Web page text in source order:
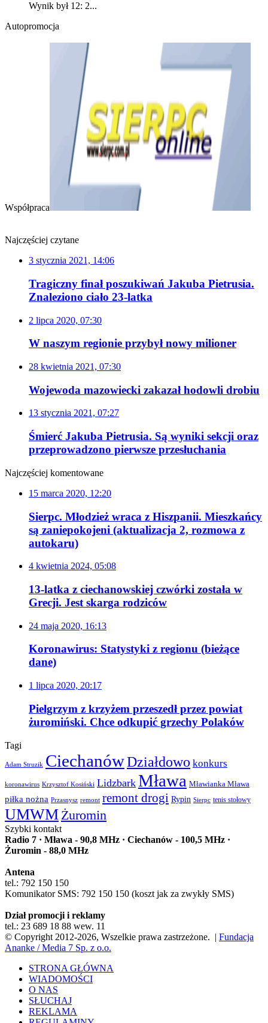
Wynik był 12: 2...
Autopromocja
Współpraca
Najczęściej czytane
3 stycznia 2021, 14:06
Tragiczny finał poszukiwań Jakuba Pietrusia.
Znaleziono ciało 23-latka
2 lipca 2020, 07:30
W naszym regionie przybył nowy milioner
28 kwietnia 2021, 07:30
Wojewoda mazowiecki zakazał hodowli drobiu
13 stycznia 2021, 07:27
Śmierć Jakuba Pietrusia. Są wyniki sekcji oraz
przeprowadzono pierwsze przesłuchania
Najczęściej komentowane
15 marca 2020, 12:20
Sierpc. Młodzież wraca z Hiszpanii. Mieszkańcy
są zaniepokojeni (aktualizacja 2, rozmowa z
autokaru)
4 kwietnia 2024, 05:08
13-latka z ciechanowskiej czwórki została w
Grecji. Jest skarga rodziców
24 maja 2020, 16:13
Koronawirus: Statystyki z regionu (bieżące
dane)
1 lipca 2020, 20:17
Pielgrzym z krzyżem przeszedł przez powiat
żuromiński. Chce odkupić grzechy Polaków
Tagi
Adam Struzik CiechanówDziałdowo konkurs
koronawirus Krzysztof Kosiński Lidzbark Mława Mławianka Mława
piłka nożna Przasnysz remont remont drogi Rypin Sierpc tenis stołowy
UMWM Żuromin
Szybki kontakt
Radio 7 · Mława - 90,8 MHz · Ciechanów - 100,5 MHz ·
Żuromin - 88,0 MHz
Antena
tel.: 792 150 150
Komunikator SMS: 792 150 150 (koszt jak za zwykły SMS)
Dział promocji i reklamy
tel.: 23 689 18 88 wew. 11
© Copyright 2012-2026, Wszelkie prawa zastrzeżone. | Fundacja
Ananke / Media 7 Sp. z o.o.
STRONA GŁÓWNA
WIADOMOŚCI
O NAS
SŁUCHAJ
REKLAMA